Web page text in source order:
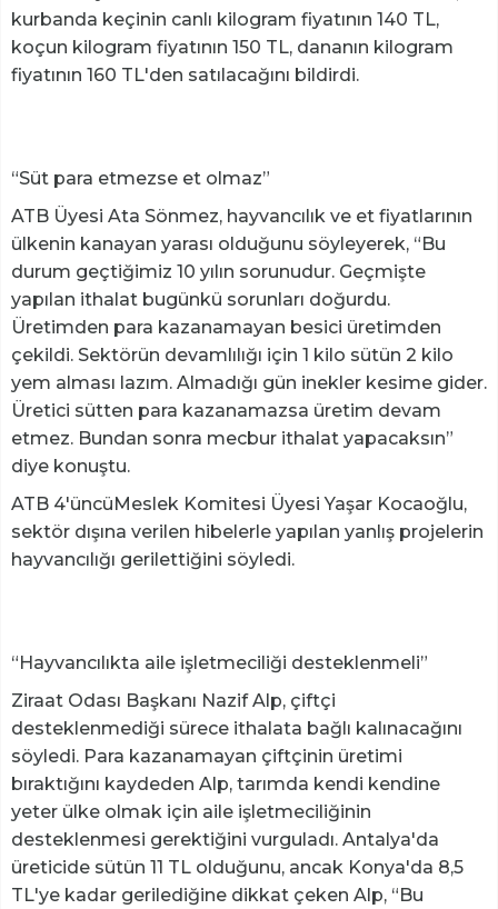
kurbanda keçinin canlı kilogram fiyatının 140 TL,
koçun kilogram fiyatının 150 TL, dananın kilogram
fiyatının 160 TL'den satılacağını bildirdi.
“Süt para etmezse et olmaz”
ATB Üyesi Ata Sönmez, hayvancılık ve et fiyatlarının
ülkenin kanayan yarası olduğunu söyleyerek, “Bu
durum geçtiğimiz 10 yılın sorunudur. Geçmişte
yapılan ithalat bugünkü sorunları doğurdu.
Üretimden para kazanamayan besici üretimden
çekildi. Sektörün devamlılığı için 1 kilo sütün 2 kilo
yem alması lazım. Almadığı gün inekler kesime gider.
Üretici sütten para kazanamazsa üretim devam
etmez. Bundan sonra mecbur ithalat yapacaksın”
diye konuştu.
ATB 4'üncüMeslek Komitesi Üyesi Yaşar Kocaoğlu,
sektör dışına verilen hibelerle yapılan yanlış projelerin
hayvancılığı gerilettiğini söyledi.
“Hayvancılıkta aile işletmeciliği desteklenmeli”
Ziraat Odası Başkanı Nazif Alp, çiftçi
desteklenmediği sürece ithalata bağlı kalınacağını
söyledi. Para kazanamayan çiftçinin üretimi
bıraktığını kaydeden Alp, tarımda kendi kendine
yeter ülke olmak için aile işletmeciliğinin
desteklenmesi gerektiğini vurguladı. Antalya'da
üreticide sütün 11 TL olduğunu, ancak Konya'da 8,5
TL'ye kadar gerilediğine dikkat çeken Alp, “Bu